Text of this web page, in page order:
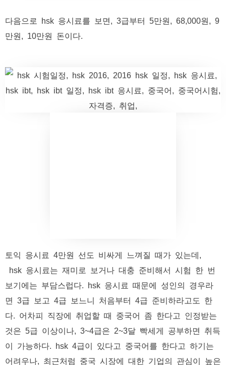
다음으로 hsk 응시료를 보면, 3급부터 5만원, 68,000원, 9
만원, 10만원 돈이다.
토익 응시료 4만원 선도 비싸게 느껴질 때가 있는데,
hsk 응시료는 재미로 보거나 대충 준비해서 시험 한 번
보기에는 부담스럽다. hsk 응시료 때문에 성인의 경우라
면 3급 보고 4급 보느니 처음부터 4급 준비하라고도 한
다. 어차피 직장에 취업할 때 중국어 좀 한다고 인정받는
것은 5급 이상이나, 3~4급은 2~3달 빡세게 공부하면 취득
이 가능하다. hsk 4급이 있다고 중국어를 한다고 하기는
어려우나, 최근처럼 중국 시장에 대한 기업의 관심이 높은